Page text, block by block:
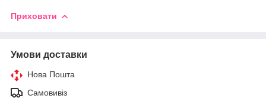
Приховати
Умови доставки
Нова Пошта
Самовивіз